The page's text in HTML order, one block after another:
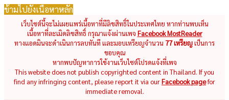
ข้ามไปยังเนื้อหาหลัก
เว็บไซต์นี้จะไม่เผยแพร่เนื้อหาที่มีลิขสิทธิ์ในประเทศไทย หากท่านพบเห็น
เนื้อหาที่ละเมิดลิขสิทธิ์ กรุณาแจ้งผ่านเพจ Facebook MostReader
ทางแอดมินจะดำเนินการลบทันที และมอบเหรียญจำนวน 77 เหรียญเป็นการ
ขอบคุณ
หากพบปัญหาการใช้งานเว็บไซต์โปรดแจ้งที่เพจ
This website does not publish copyrighted content in Thailand. If you
find any infringing content, please report it via ourFacebook pagefor
immediate removal.